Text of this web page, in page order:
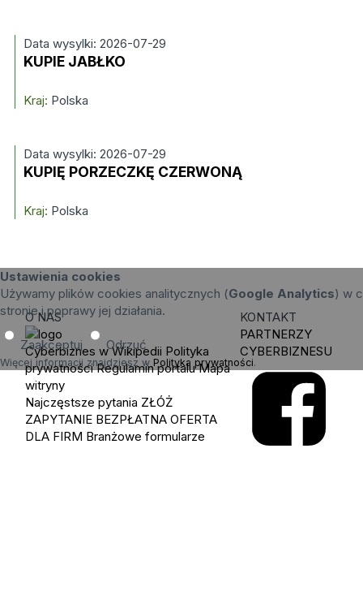
Data wysylki: 2026-07-29
KUPIE JABŁKO
Kraj: Polska
Data wysylki: 2026-07-29
KUPIĘ PORZECZKĘ CZERWONĄ
Kraj: Polska
Ustawienia cookies
Używamy plików cookies analitycznych (Google Analytics) w
stronie i poprawy jej działania.
Zaakceptuj Odrzuć
Więcej informacji znajdziesz w Polityka prywatności.
O NAS
Cyberbiznes w Wikipedii Polityka
prywatności Regulamin portalu Mapa
witryny
Najczęstsze pytania ZŁÓŻ
ZAPYTANIE BEZPŁATNA OFERTA
DLA FIRM Branżowe formularze
KONTAKT
PARTNERZY
CYBERBIZNESU